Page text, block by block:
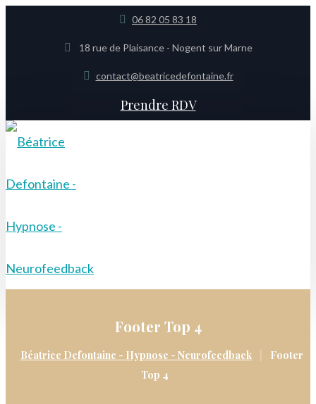
06 82 05 83 18
18 rue de Plaisance - Nogent sur Marne
contact@beatricedefontaine.fr
Prendre RDV
Footer Top 4
Béatrice Defontaine - Hypnose - Neurofeedback |
Footer
Top 4